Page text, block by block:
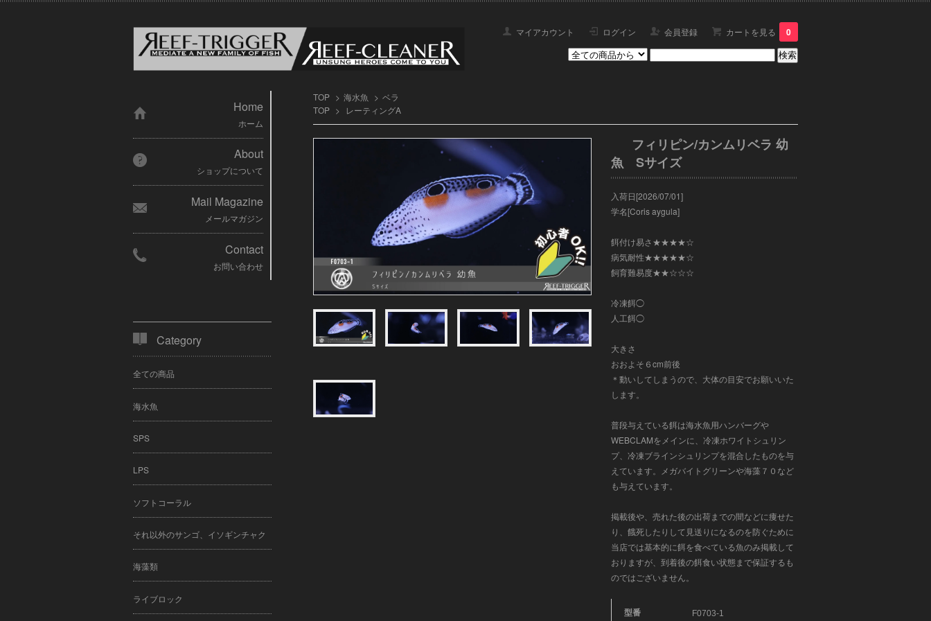
マイアカウント ログイン 会員登録 カートを見る 0
TOP > 海水魚 > ベラ
TOP > レーティングA
フィリピン/カンムリベラ 幼
魚 Sサイズ
入荷日[2026/07/01]
学名[Coris aygula]
餌付け易さ★★★★☆
病気耐性★★★★★☆
飼育難易度★★☆☆☆
冷凍餌◯
人工餌◯
大きさ
おおよそ６cm前後
＊動いしてしまうので、大体の目安でお願いいた
します。
普段与えている餌は海水魚用ハンバーグや
WEBCLAMをメインに、冷凍ホワイトシュリン
プ、冷凍ブラインシュリンプを混合したものを与
えています。メガバイトグリーンや海藻７０など
も与えています。
掲載後や、売れた後の出荷までの間などに痩せた
り、餓死したりして見送りになるのを防ぐために
当店では基本的に餌を食べている魚のみ掲載して
おりますが、到着後の餌食い状態まで保証するも
のではございません。
型番 F0703-1
Home
ホーム
About
ショップについて
Mail Magazine
メールマガジン
Contact
お問い合わせ
Category
全ての商品
海水魚
SPS
LPS
ソフトコーラル
それ以外のサンゴ、イソギンチャク
海藻類
ライブロック